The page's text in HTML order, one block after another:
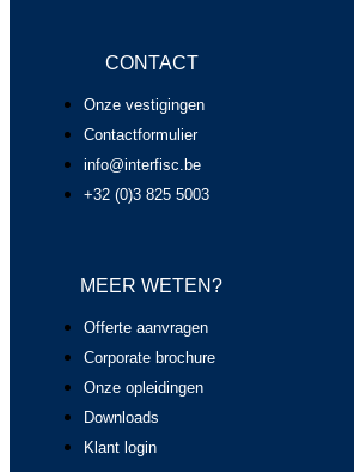
CONTACT
Onze vestigingen
Contactformulier
info@interfisc.be
+32 (0)3 825 5003
MEER WETEN?
Offerte aanvragen
Corporate brochure
Onze opleidingen
Downloads
Klant login